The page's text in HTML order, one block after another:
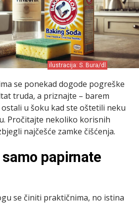
ilustracija: S. Bura/dl
se ponekad dogode pogreške
truda, a priznajte – barem
u šoku kad ste oštetili neku
Pročitajte nekoliko korisnih
najčešće zamke čišćenja.
papirnate
se činiti praktičnima, no istina